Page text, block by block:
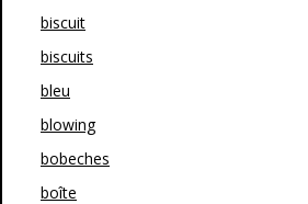
biscuit
biscuits
bleu
blowing
bobeches
boîte